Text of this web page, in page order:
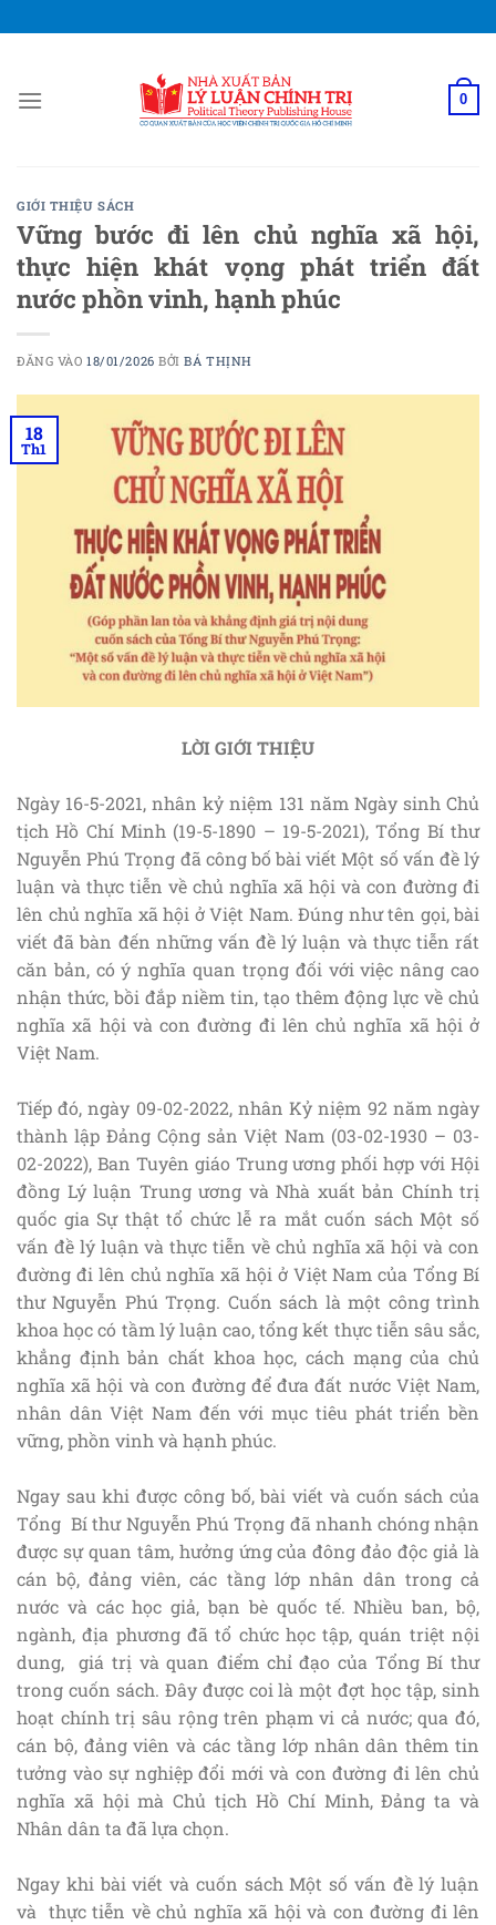
qua
dung
0
GIỚI THIỆU SÁCH
Vững bước đi lên chủ nghĩa xã hội,
thực hiện khát vọng phát triển đất
nước phồn vinh, hạnh phúc
ĐĂNG VÀO18/01/2026 BỞIBÁ THỊNH
18
Th1
LỜI GIỚI THIỆU
Ngày 16-5-2021, nhân kỷ niệm 131 năm Ngày sinh Chủ
tịch Hồ Chí Minh (19-5-1890 – 19-5-2021), Tổng Bí thư
Nguyễn Phú Trọng đã công bố bài viết Một số vấn đề lý
luận và thực tiễn về chủ nghĩa xã hội và con đường đi
lên chủ nghĩa xã hội ở Việt Nam. Đúng như tên gọi, bài
viết đã bàn đến những vấn đề lý luận và thực tiễn rất
căn bản, có ý nghĩa quan trọng đối với việc nâng cao
nhận thức, bồi đắp niềm tin, tạo thêm động lực về chủ
nghĩa xã hội và con đường đi lên chủ nghĩa xã hội ở
Việt Nam.
Tiếp đó, ngày 09-02-2022, nhân Kỷ niệm 92 năm ngày
thành lập Đảng Cộng sản Việt Nam (03-02-1930 – 03-
02-2022), Ban Tuyên giáo Trung ương phối hợp với Hội
đồng Lý luận Trung ương và Nhà xuất bản Chính trị
quốc gia Sự thật tổ chức lễ ra mắt cuốn sách Một số
vấn đề lý luận và thực tiễn về chủ nghĩa xã hội và con
đường đi lên chủ nghĩa xã hội ở Việt Nam của Tổng Bí
thư Nguyễn Phú Trọng. Cuốn sách là một công trình
khoa học có tầm lý luận cao, tổng kết thực tiễn sâu sắc,
khẳng định bản chất khoa học, cách mạng của chủ
nghĩa xã hội và con đường để đưa đất nước Việt Nam,
nhân dân Việt Nam đến với mục tiêu phát triển bền
vững, phồn vinh và hạnh phúc.
Ngay sau khi được công bố, bài viết và cuốn sách của
Tổng Bí thư Nguyễn Phú Trọng đã nhanh chóng nhận
được sự quan tâm, hưởng ứng của đông đảo độc giả là
cán bộ, đảng viên, các tầng lớp nhân dân trong cả
nước và các học giả, bạn bè quốc tế. Nhiều ban, bộ,
ngành, địa phương đã tổ chức học tập, quán triệt nội
dung, giá trị và quan điểm chỉ đạo của Tổng Bí thư
trong cuốn sách. Đây được coi là một đợt học tập, sinh
hoạt chính trị sâu rộng trên phạm vi cả nước; qua đó,
cán bộ, đảng viên và các tầng lớp nhân dân thêm tin
tưởng vào sự nghiệp đổi mới và con đường đi lên chủ
nghĩa xã hội mà Chủ tịch Hồ Chí Minh, Đảng ta và
Nhân dân ta đã lựa chọn.
Ngay khi bài viết và cuốn sách Một số vấn đề lý luận
và thực tiễn về chủ nghĩa xã hội và con đường đi lên